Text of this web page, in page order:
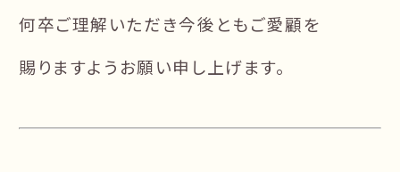
何卒ご理解いただき今後ともご愛顧を
賜りますようお願い申し上げます。